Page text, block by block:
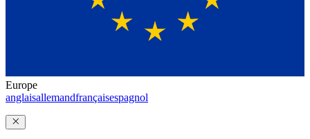
Europe
anglaisallemandfrançaisespagnol